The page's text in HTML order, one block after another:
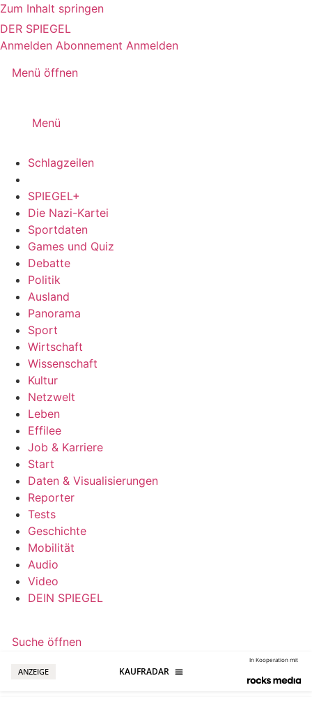
Zum Inhalt springen
DER SPIEGEL
Anmelden Abonnement Anmelden
Menü öffnen
Menü
Schlagzeilen
SPIEGEL+
Die Nazi-Kartei
Sportdaten
Games und Quiz
Debatte
Politik
Ausland
Panorama
Sport
Wirtschaft
Wissenschaft
Kultur
Netzwelt
Leben
Effilee
Job & Karriere
Start
Daten & Visualisierungen
Reporter
Tests
Geschichte
Mobilität
Audio
Video
DEIN SPIEGEL
Suche öffnen
ANZEIGE
In Kooperation mit